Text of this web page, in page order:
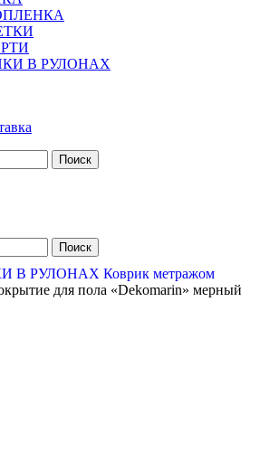
В РУЛОНАХ
Поиск
Поиск
В РУЛОНАХ Коврик метражом
для пола «Dekomarin» мерный